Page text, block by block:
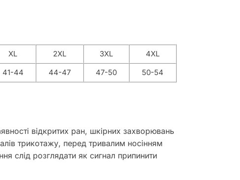
XL 2XL 3XL
4XL
41-44 44-47 47-50 50-54
відкритих ран, шкірних захворювань
трикотажу, перед тривалим носінням
слід розглядати як сигнал припинити